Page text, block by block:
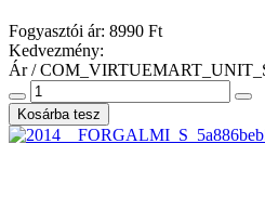
Fogyasztói ár: 8990 Ft
Kedvezmény:
Ár /